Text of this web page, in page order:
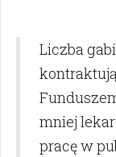
Liczba
mniej
pracę w